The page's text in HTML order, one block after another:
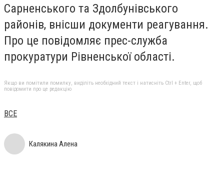
Сарненського та Здолбунівського
районів, внісши документи реагування.
Про це повідомляє прес-служба
прокуратури Рівненської області.
Якщо ви помітили помилку, виділіть необхідний текст і натисніть Ctrl + Enter, щоб
повідомити про це редакцію
ВСЕ
Калякина Алена